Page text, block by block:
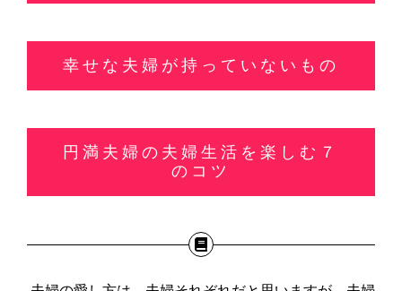
幸せな夫婦が持っていないもの
円満夫婦の夫婦生活を楽しむ７
のコツ